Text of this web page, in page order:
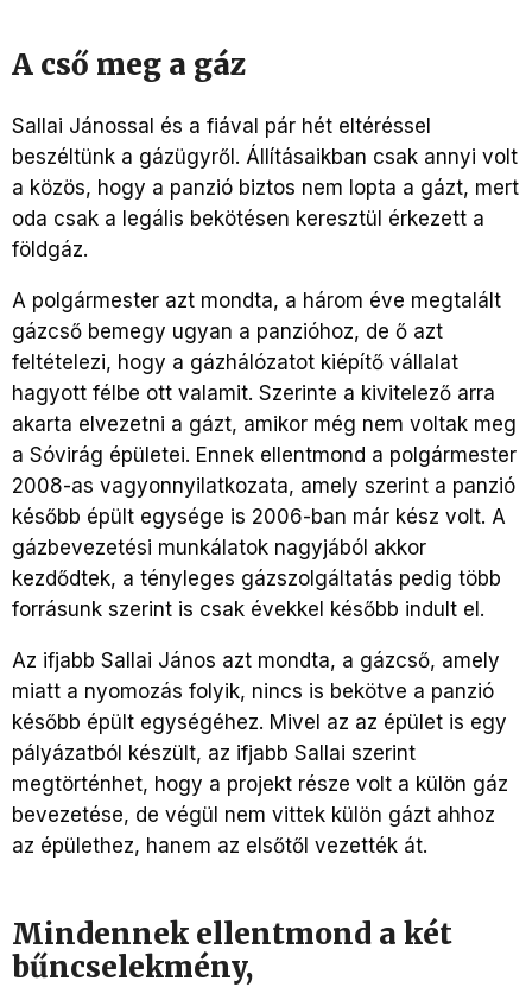
A cső meg a gáz
Sallai Jánossal és a fiával pár hét eltéréssel
beszéltünk a gázügyről. Állításaikban csak annyi volt
a közös, hogy a panzió biztos nem lopta a gázt, mert
oda csak a legális bekötésen keresztül érkezett a
földgáz.
A polgármester azt mondta, a három éve megtalált
gázcső bemegy ugyan a panzióhoz, de ő azt
feltételezi, hogy a gázhálózatot kiépítő vállalat
hagyott félbe ott valamit. Szerinte a kivitelező arra
akarta elvezetni a gázt, amikor még nem voltak meg
a Sóvirág épületei. Ennek ellentmond a polgármester
2008-as vagyonnyilatkozata, amely szerint a panzió
később épült egysége is 2006-ban már kész volt. A
gázbevezetési munkálatok nagyjából akkor
kezdődtek, a tényleges gázszolgáltatás pedig több
forrásunk szerint is csak évekkel később indult el.
Az ifjabb Sallai János azt mondta, a gázcső, amely
miatt a nyomozás folyik, nincs is bekötve a panzió
később épült egységéhez. Mivel az az épület is egy
pályázatból készült, az ifjabb Sallai szerint
megtörténhet, hogy a projekt része volt a külön gáz
bevezetése, de végül nem vittek külön gázt ahhoz
az épülethez, hanem az elsőtől vezették át.
Mindennek ellentmond a két
bűncselekmény,